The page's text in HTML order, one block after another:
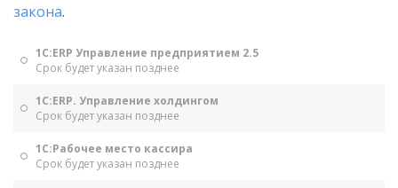
закона.
1С:ERP Управление предприятием 2.5
Срок будет указан позднее
1С:ERP. Управление холдингом
Срок будет указан позднее
1С:Рабочее место кассира
Срок будет указан позднее